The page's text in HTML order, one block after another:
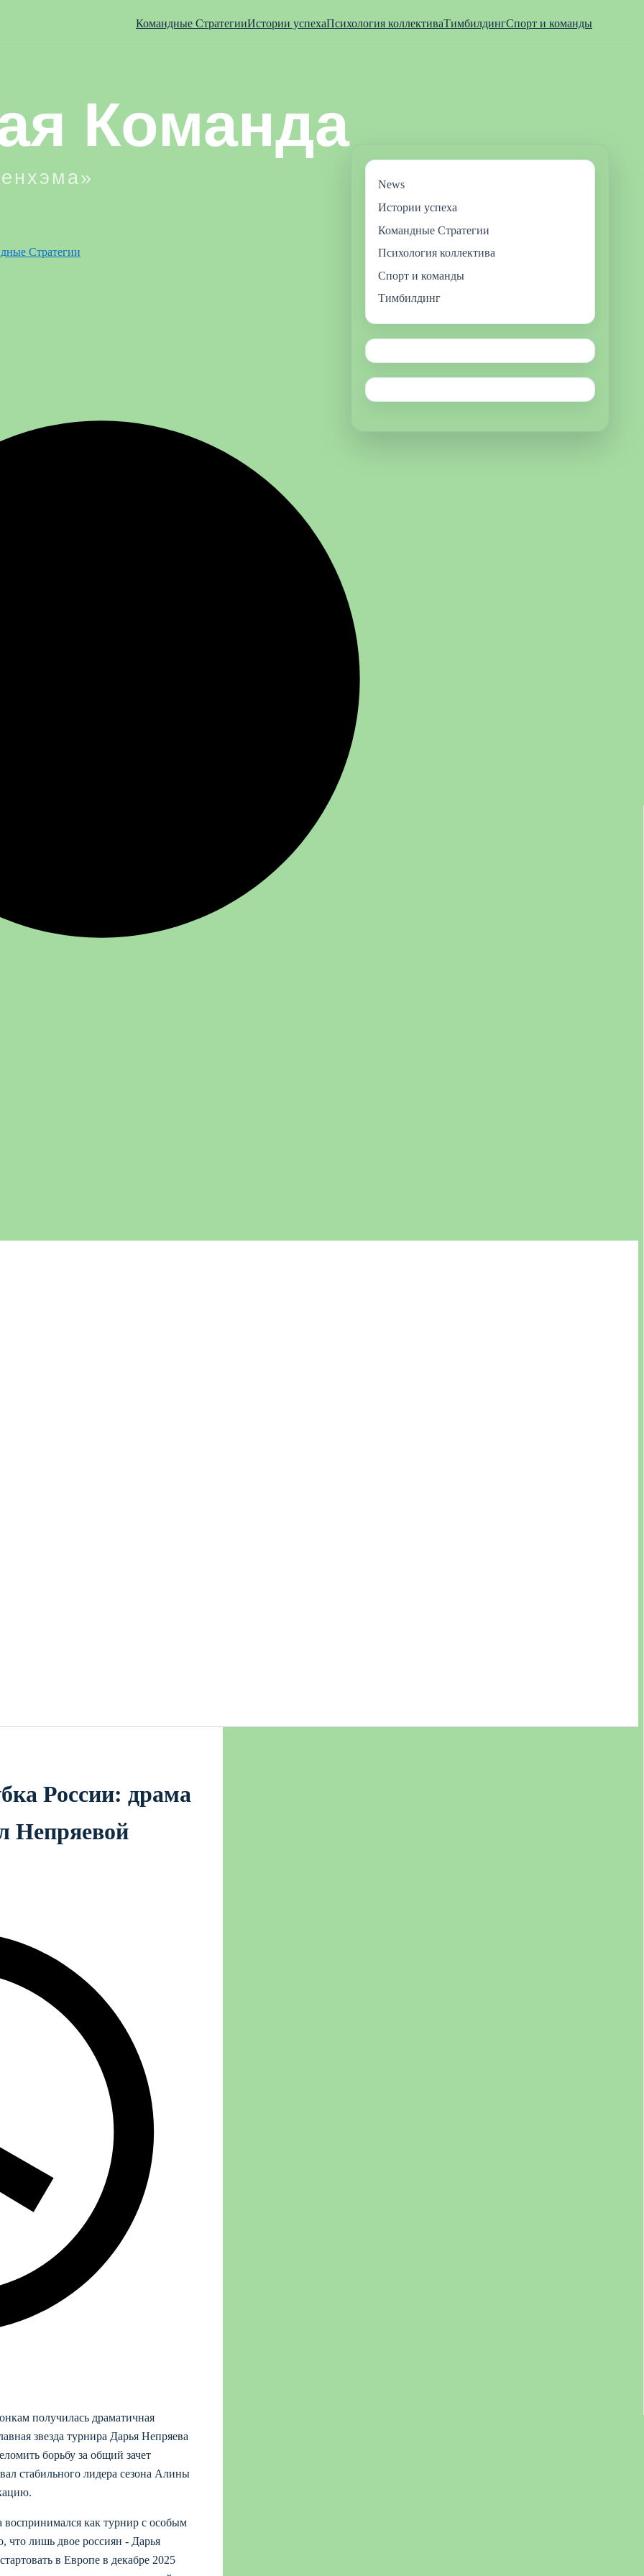
Командные СтратегииИстории успехаПсихология коллективаТимбилдингСпорт и команды
Стратегии
России: драма
Непряевой
получилась драматичная
звезда турнира Дарья Непряева
борьбу за общий зачет
стабильного лидера сезона Алины
воспринимался как турнир с особым
что лишь двое россиян - Дарья
в Европе в декабре 2025
News
Истории успеха
Командные Стратегии
Психология коллектива
Спорт и команды
Тимбилдинг